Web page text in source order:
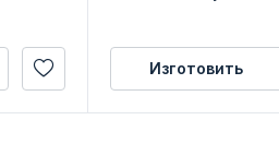
Изготовить